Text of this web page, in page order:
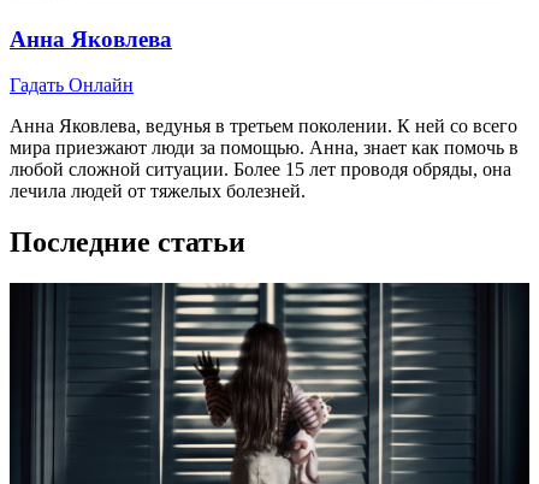
Анна Яковлева
Гадать Онлайн
Анна Яковлева, ведунья в третьем поколении. К ней со всего
мира приезжают люди за помощью. Анна, знает как помочь в
любой сложной ситуации. Более 15 лет проводя обряды, она
лечила людей от тяжелых болезней.
Последние статьи